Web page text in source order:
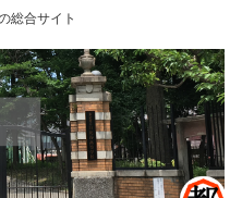
総合サイト